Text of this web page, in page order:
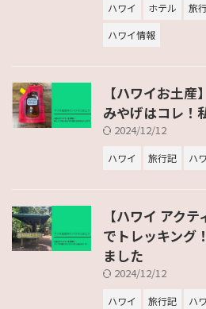
ハワイ ホテル 旅
ハワイ情報
【ハワイお土
みやげはコレ！
2024/12/12
ハワイ 旅行記 ハ
【ハワイ アク
でトレッキング
ました
2024/12/12
ハワイ 旅行記 ハ